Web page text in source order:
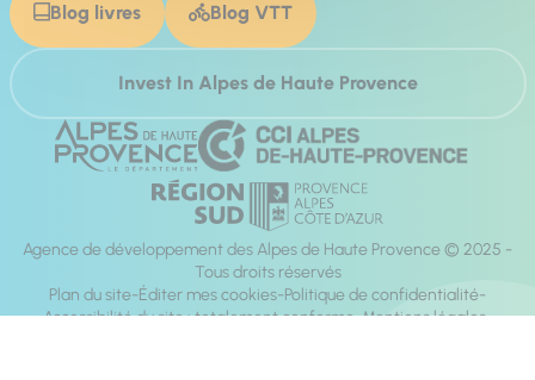
Blog livres Blog VTT
Invest In Alpes de Haute Provence
Agence de développement des Alpes de Haute Provence © 2025 -
Tous droits réservés
Plan du site Éditer mes cookies Politique de confidentialité
Accessibilité du site : totalement conforme Mentions légales